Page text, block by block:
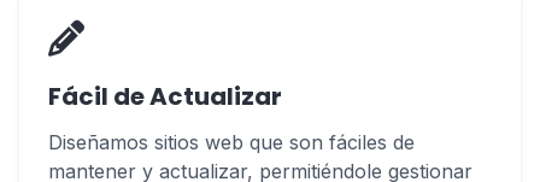
Fácil de Actualizar
Diseñamos sitios web que son fáciles de
mantener y actualizar, permitiéndole gestionar